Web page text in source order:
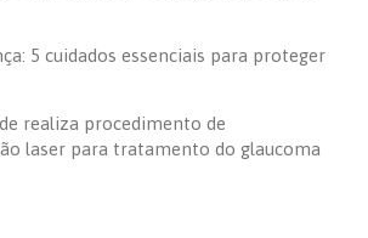
5 cuidados essenciais para proteger
realiza procedimento de
laser para tratamento do glaucoma